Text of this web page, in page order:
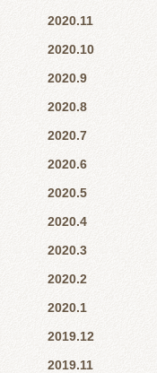
2020.11
2020.10
2020.9
2020.8
2020.7
2020.6
2020.5
2020.4
2020.3
2020.2
2020.1
2019.12
2019.11